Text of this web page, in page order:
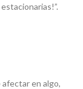
afectar en algo,